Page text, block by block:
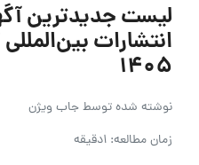
لیست جدیدترین
۱۴۰۵
نوشته شده توسطجاب ویژن
زمان مطالعه: 1دقیقه